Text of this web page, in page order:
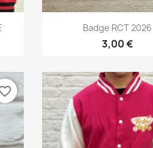
Aperçu rapide
Badge RCT 2026
3,00 €